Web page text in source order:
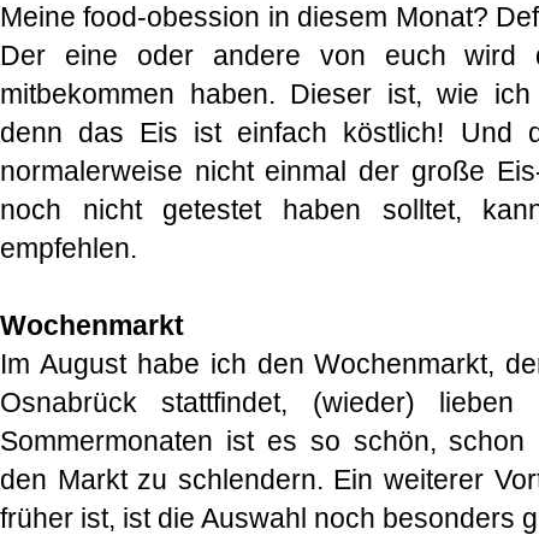
Meine food-obession in diesem Monat?
Der eine oder andere von euch wird
mitbekommen haben. Dieser ist, wie
denn das Eis ist einfach köstlich! Und
normalerweise nicht einmal der große
noch nicht getestet haben solltet,
empfehlen.
Wochenmarkt
Im August habe ich den Wochenmarkt,
Osnabrück stattfindet, (wieder)
Sommermonaten ist es so schön,
den Markt zu schlendern. Ein weiterer
früher ist, ist die Auswahl noch besonders